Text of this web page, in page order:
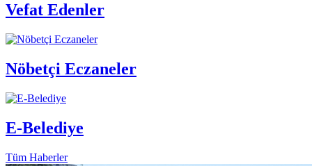
Vefat Edenler
Nöbetçi Eczaneler
E-Belediye
Tüm Haberler